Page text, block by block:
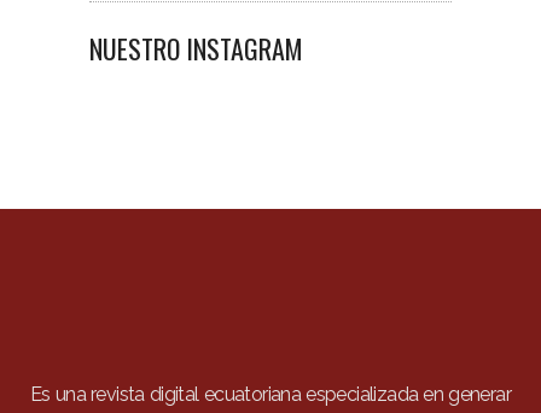
NUESTRO INSTAGRAM
Es una revista digital ecuatoriana especializada en generar